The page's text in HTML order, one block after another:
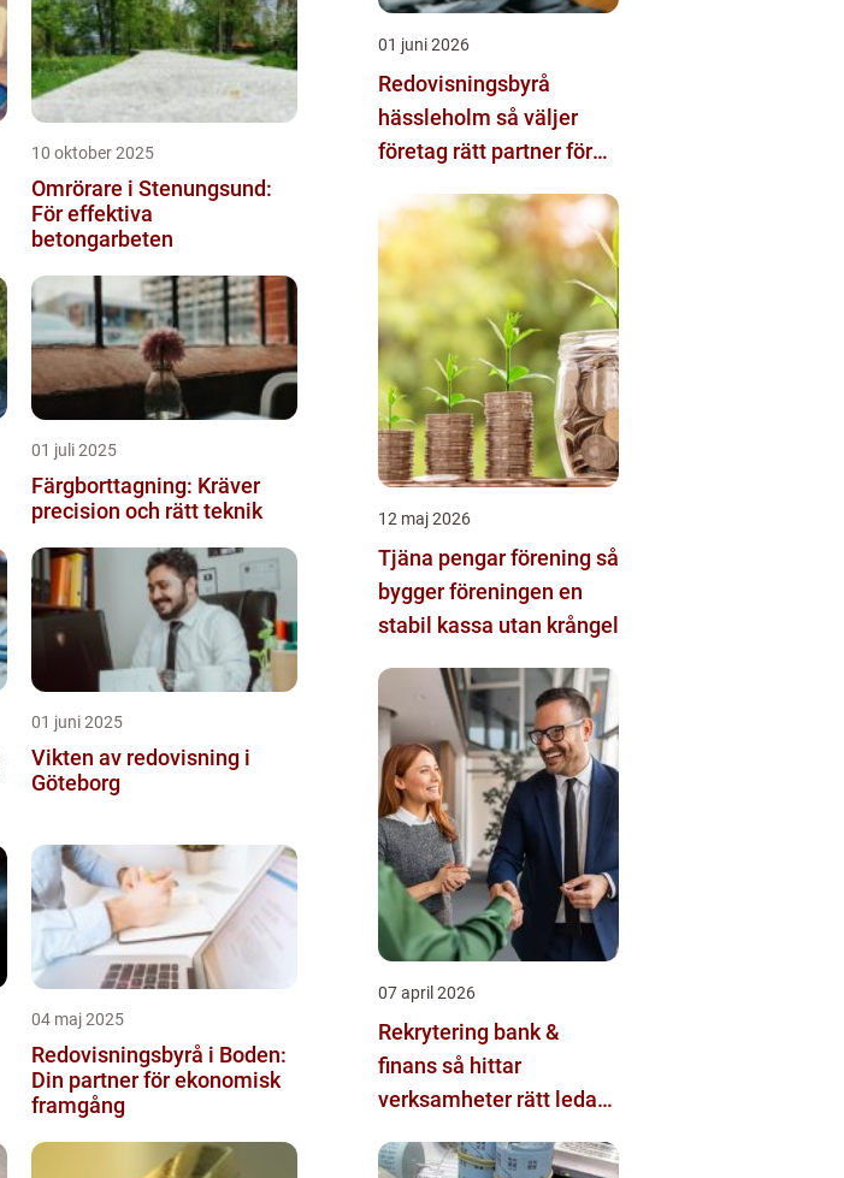
10 oktober 2025
Omrörare i Stenungsund:
För effektiva
betongarbeten
01 juli 2025
Färgborttagning: Kräver
precision och rätt teknik
01 juni 2025
Vikten av redovisning i
Göteborg
04 maj 2025
Redovisningsbyrå i Boden:
Din partner för ekonomisk
framgång
01 juni 2026
Redovisningsbyrå
hässleholm så väljer
företag rätt partner för
12 maj 2026
Tjäna pengar förening så
bygger föreningen en
stabil kassa utan krångel
07 april 2026
Rekrytering bank &
finans så hittar
verksamheter rätt ledare